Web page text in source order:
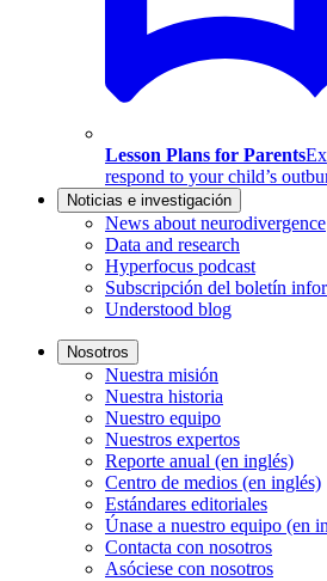
Lesson Plans for Parents
respond to your child’s
Noticias e investigación
News about neurodivergence
Data and research
Hyperfocus podcast
Subscripción del boletín
Understood blog
Nosotros
Nuestra misión
Nuestra historia
Nuestro equipo
Nuestros expertos
Reporte anual (en inglés)
Centro de medios (en inglés)
Estándares editoriales
Únase a nuestro equipo (en
Contacta con nosotros
Asóciese con nosotros